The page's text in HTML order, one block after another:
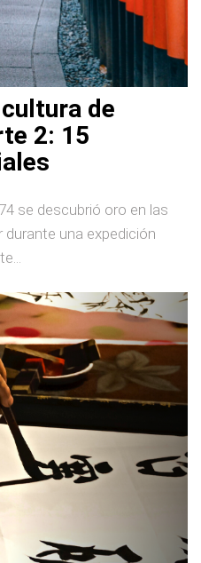
de
2: 15
se descubrió oro en las
durante una expedición